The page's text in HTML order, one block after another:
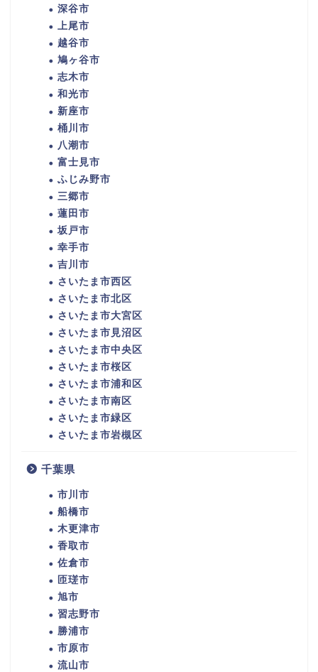
深谷市
上尾市
越谷市
鳩ヶ谷市
志木市
和光市
新座市
桶川市
八潮市
富士見市
ふじみ野市
三郷市
蓮田市
坂戸市
幸手市
吉川市
さいたま市西区
さいたま市北区
さいたま市大宮区
さいたま市見沼区
さいたま市中央区
さいたま市桜区
さいたま市浦和区
さいたま市南区
さいたま市緑区
さいたま市岩槻区
千葉県
市川市
船橋市
木更津市
香取市
佐倉市
匝瑳市
旭市
習志野市
勝浦市
市原市
流山市